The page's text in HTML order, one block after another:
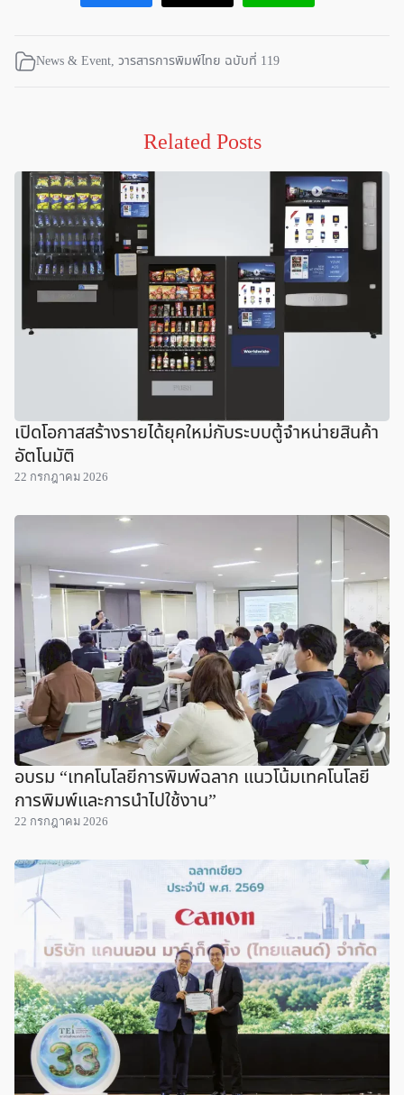
News & Event, วารสารการพิมพ์ไทย ฉบับที่ 119
Related Posts
เปิดโอกาสสร้างรายได้ยุคใหม่กับระบบตู้จำหน่ายสินค้า
อัตโนมัติ
22 กรกฎาคม 2026
อบรม “เทคโนโลยีการพิมพ์ฉลาก แนวโน้มเทคโนโลยี
การพิมพ์และการนำไปใช้งาน”
22 กรกฎาคม 2026